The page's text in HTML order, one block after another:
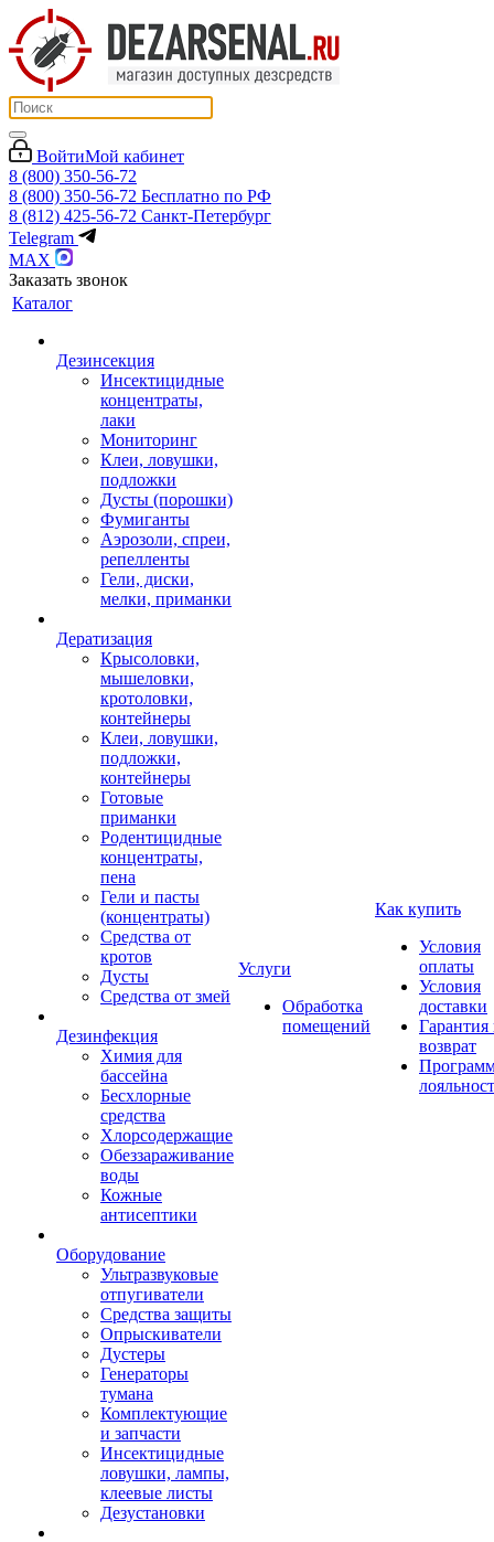
ВойтиМой кабинет
8 (800) 350-56-72
8 (800) 350-56-72 Бесплатно по РФ
8 (812) 425-56-72 Санкт-Петербург
Telegram
MAX
Заказать звонок
Каталог
Дезинсекция
Инсектицидные
концентраты,
лаки
Мониторинг
Клеи, ловушки,
подложки
Дусты (порошки)
Фумиганты
Аэрозоли, спреи,
репелленты
Гели, диски,
мелки, приманки
Дератизация
Крысоловки,
мышеловки,
кротоловки,
контейнеры
Клеи, ловушки,
подложки,
контейнеры
Готовые
приманки
Родентицидные
концентраты,
пена
Гели и пасты
(концентраты)
Средства от
кротов
Дусты
Средства от змей
Дезинфекция
Химия для
бассейна
Бесхлорные
средства
Хлорсодержащие
Обеззараживание
воды
Кожные
антисептики
Оборудование
Ультразвуковые
отпугиватели
Средства защиты
Опрыскиватели
Дустеры
Генераторы
тумана
Комплектующие
и запчасти
Инсектицидные
ловушки, лампы,
клеевые листы
Дезустановки
Услуги
Обработка
помещений
Как купить
Условия
оплаты
Условия
доставки
Гарантия
возврат